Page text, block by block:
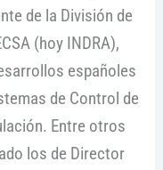
de la División de
(hoy INDRA),
españoles
de Control de
Entre otros
los de Director